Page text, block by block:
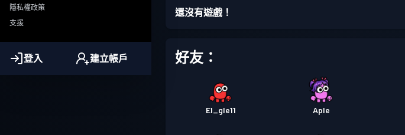
隱私權政策
支援
登入 建立帳戶
還沒有遊戲！
好友：
El_gle11 Aple